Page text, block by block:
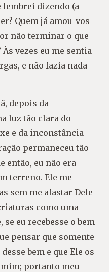
lembrei dizendo (a
Quem já amou-vos
não terminar o que
Às vezes eu me sentia
e não fazia nada
depois da
luz tão clara do
e da inconstância
permaneceu tão
então, eu não era
terreno. Ele me
sem me afastar Dele
como uma
se eu recebesse o bem
pensar que somente
bem e que Ele os
portanto meu